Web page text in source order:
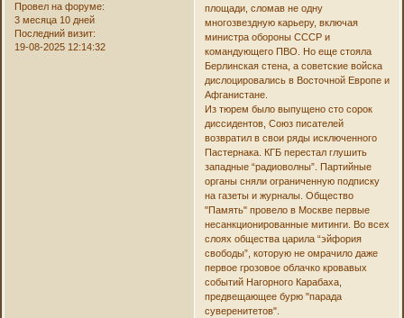
Провел на форуме:
3 месяца 10 дней
Последний визит:
19-08-2025 12:14:32
площади, сломав не одну
многозвездную карьеру, включая
министра обороны СССР и
командующего ПВО. Но еще стояла
Берлинская стена, а советские войска
дислоцировались в Восточной Европе и
Афганистане.
Из тюрем было выпущено сто сорок
диссидентов, Союз писателей
возвратил в свои ряды исключенного
Пастернака. КГБ перестал глушить
западные “радиоволны”. Партийные
органы сняли ограниченную подписку
на газеты и журналы. Общество
"Память" провело в Москве первые
несанкционированные митинги. Во всех
слоях общества царила “эйфория
свободы”, которую не омрачило даже
первое грозовое облачко кровавых
событий Нагорного Карабаха,
предвещающее бурю "парада
суверенитетов".